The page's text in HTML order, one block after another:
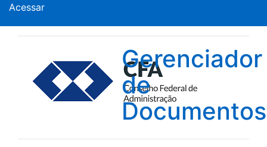
Acessar
Gerenciador
de
Documentos